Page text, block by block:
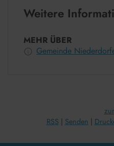
Weitere
MEHR ÜBER
Gemeinde
RSS
Senden